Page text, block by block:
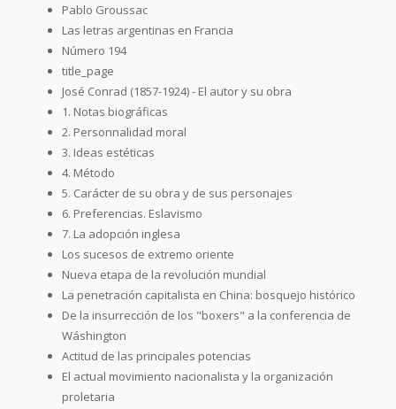
Pablo Groussac
Las letras argentinas en Francia
Número 194
title_page
José Conrad (1857-1924) - El autor y su obra
1. Notas biográficas
2. Personnalidad moral
3. Ideas estéticas
4. Método
5. Carácter de su obra y de sus personajes
6. Preferencias. Eslavismo
7. La adopción inglesa
Los sucesos de extremo oriente
Nueva etapa de la revolución mundial
La penetración capitalista en China: bosquejo histórico
De la insurrección de los "boxers" a la conferencia de
Wáshington
Actitud de las principales potencias
El actual movimiento nacionalista y la organización
proletaria